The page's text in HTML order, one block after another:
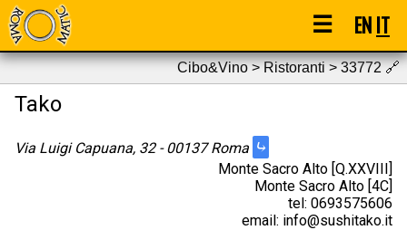
☰ ENIT
Cibo&Vino > Ristoranti > 33772🔗
Tako
Via Luigi Capuana, 32 - 00137 Roma ⤷
Monte Sacro Alto [Q.XXVIII]
Monte Sacro Alto [4C]
tel: 0693575606
email: info@sushitako.it